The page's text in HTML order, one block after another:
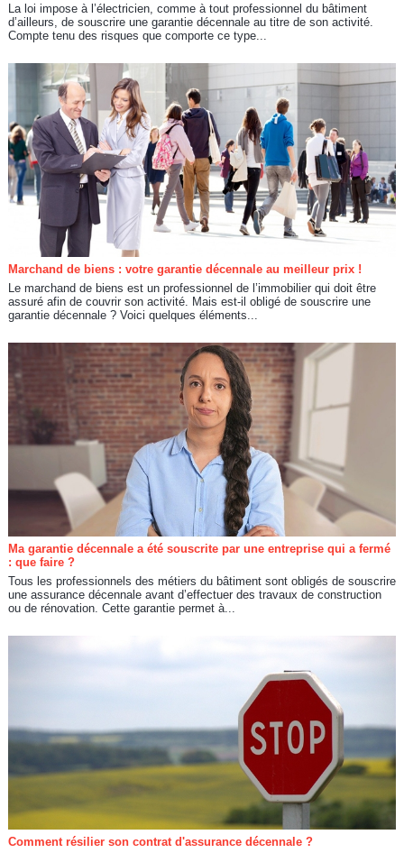
La loi impose à l’électricien, comme à tout professionnel du bâtiment
d’ailleurs, de souscrire une garantie décennale au titre de son activité.
Compte tenu des risques que comporte ce type...
Marchand de biens : votre garantie décennale au meilleur prix !
Le marchand de biens est un professionnel de l’immobilier qui doit être
assuré afin de couvrir son activité. Mais est-il obligé de souscrire une
garantie décennale ? Voici quelques éléments...
Ma garantie décennale a été souscrite par une entreprise qui a fermé
: que faire ?
Tous les professionnels des métiers du bâtiment sont obligés de souscrire
une assurance décennale avant d’effectuer des travaux de construction
ou de rénovation. Cette garantie permet à...
Comment résilier son contrat d'assurance décennale ?